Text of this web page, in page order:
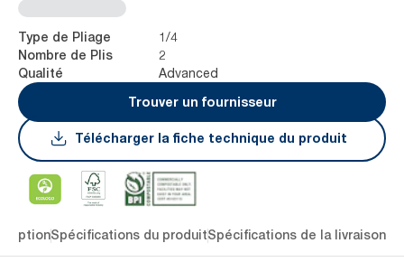
Type de Pliage 1/4
Nombre de Plis 2
Qualité
Advanced
Trouver un fournisseur
Télécharger la fiche technique du produit
Spécifications du produitSpécifications de la livraison